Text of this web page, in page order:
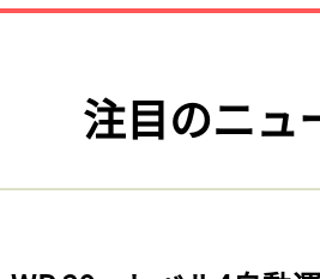
注目のニュ